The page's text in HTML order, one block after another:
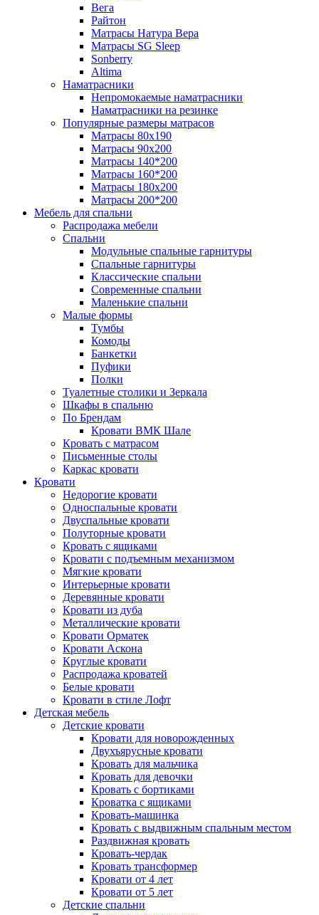
Вега
Райтон
Матрасы Натура Вера
Матрасы SG Sleep
Sonberry
Altima
Наматрасники
Непромокаемые наматрасники
Наматрасники на резинке
Популярные размеры матрасов
Матрасы 80x190
Матрасы 90x200
Матрасы 140*200
Матрасы 160*200
Матрасы 180x200
Матрасы 200*200
Мебель для спальни
Распродажа мебели
Спальни
Модульные спальные гарнитуры
Спальные гарнитуры
Классические спальни
Современные спальни
Маленькие спальни
Малые формы
Тумбы
Комоды
Банкетки
Пуфики
Полки
Туалетные столики и Зеркала
Шкафы в спальню
По Брендам
Кровати ВМК Шале
Кровать с матрасом
Письменные столы
Каркас кровати
Кровати
Недорогие кровати
Односпальные кровати
Двуспальные кровати
Полуторные кровати
Кровать с ящиками
Кровати с подъемным механизмом
Мягкие кровати
Интерьерные кровати
Деревянные кровати
Кровати из дуба
Металлические кровати
Кровати Орматек
Кровати Аскона
Круглые кровати
Распродажа кроватей
Белые кровати
Кровати в стиле Лофт
Детская мебель
Детские кровати
Кровати для новорожденных
Двухъярусные кровати
Кровать для мальчика
Кровать для девочки
Кровать с бортиками
Кроватка с ящиками
Кровать-машинка
Кровать с выдвижным спальным местом
Раздвижная кровать
Кровать-чердак
Кровать трансформер
Кровати от 4 лет
Кровати от 5 лет
Детские спальни